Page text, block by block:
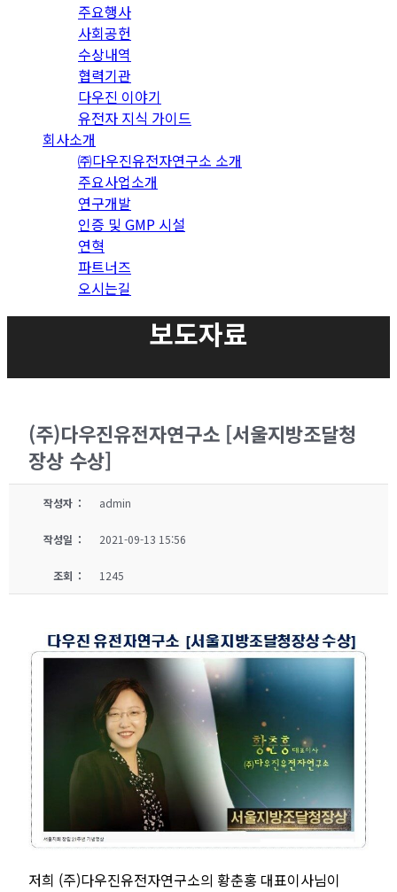
주요행사
사회공헌
수상내역
협력기관
다우진 이야기
유전자 지식 가이드
회사소개
㈜다우진유전자연구소 소개
주요사업소개
연구개발
인증 및 GMP 시설
연혁
파트너즈
오시는길
보도자료
(주)다우진유전자연구소 [서울지방조달청
장상 수상]
작성자 : admin
작성일 : 2021-09-13 15:56
조회 : 1245
저희 (주)다우진유전자연구소의 황춘홍 대표이사님이